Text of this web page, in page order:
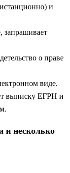
и
запрашивает
о праве
виде.
выписку ЕГРН и
и несколько